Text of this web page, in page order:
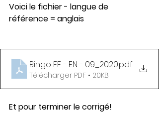
Voici le fichier - langue de
référence = anglais
Bingo FF - EN - 09_2020.pdf
Télécharger PDF • 20KB
Et pour terminer le corrigé!